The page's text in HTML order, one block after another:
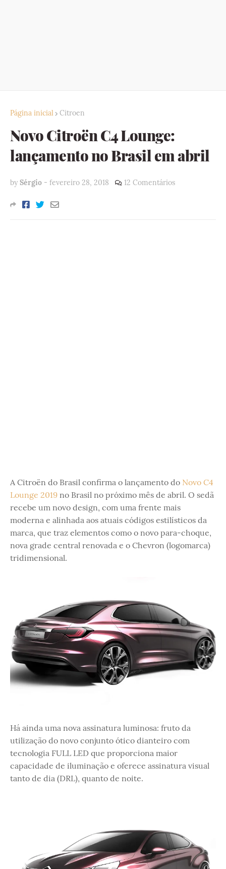
Página inicial Citroen
Novo Citroën C4 Lounge:
lançamento no Brasil em abril
by Sérgio - fevereiro 28, 2018 12 Comentários
A Citroën do Brasil confirma o lançamento do Novo C4
Lounge 2019 no Brasil no próximo mês de abril. O sedã
recebe um novo design, com uma frente mais
moderna e alinhada aos atuais códigos estilísticos da
marca, que traz elementos como o novo para-choque,
nova grade central renovada e o Chevron (logomarca)
tridimensional.
Há ainda uma nova assinatura luminosa: fruto da
utilização do novo conjunto ótico dianteiro com
tecnologia FULL LED que proporciona maior
capacidade de iluminação e oferece assinatura visual
tanto de dia (DRL), quanto de noite.